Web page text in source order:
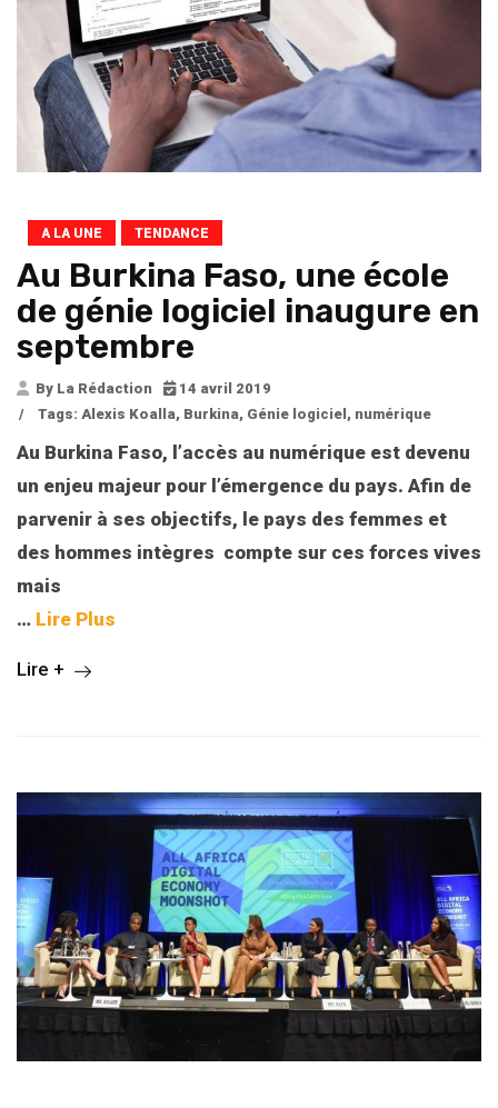
A LA UNE TENDANCE
Au Burkina Faso, une école
de génie logiciel inaugure en
septembre
By La Rédaction
14 avril 2019
/
Tags: Alexis Koalla, Burkina, Génie logiciel, numérique
Au Burkina Faso, l’accès au numérique est devenu
un enjeu majeur pour l’émergence du pays. Afin de
parvenir à ses objectifs, le pays des femmes et
des hommes intègres compte sur ces forces vives
mais
… Lire Plus
Lire +